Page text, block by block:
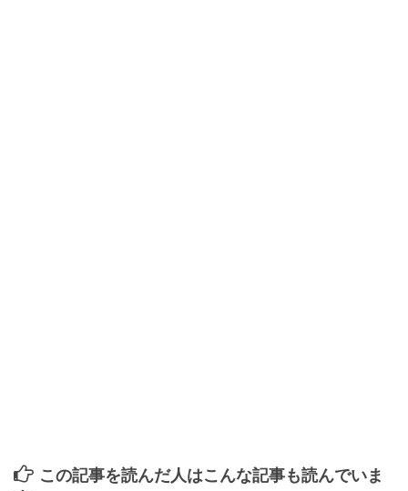
この記事を読んだ人はこんな記事も読んでいま